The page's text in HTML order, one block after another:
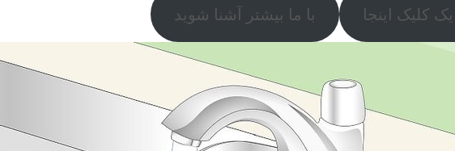
کلیک اینجا با ما بیشتر آشنا شوید